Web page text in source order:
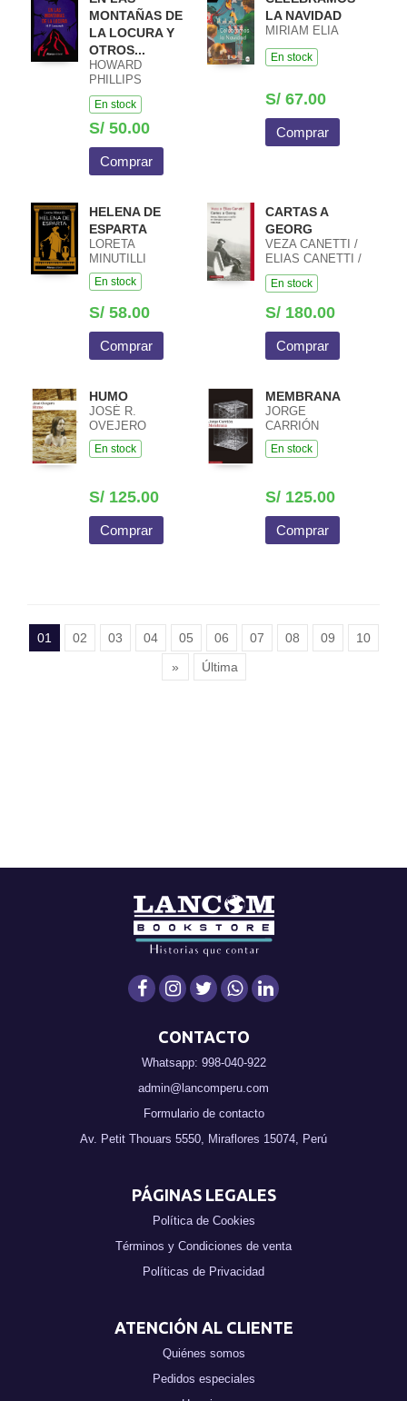
MONTAÑAS DE
LA LOCURA Y
OTROS...
HOWARD
PHILLIPS
LOVECRAFT
En stock
S/ 50.00
Comprar
LA NAVIDAD
MIRIAM ELIA
En stock
S/ 67.00
Comprar
HELENA DE
ESPARTA
LORETA
MINUTILLI
En stock
S/ 58.00
Comprar
CARTAS A
GEORG
VEZA CANETTI /
ELIAS CANETTI /
GEORGES
CANETTI
En stock
S/ 180.00
Comprar
HUMO
JOSÉ R.
OVEJERO
En stock
S/ 125.00
Comprar
MEMBRANA
JORGE
CARRIÓN
En stock
S/ 125.00
Comprar
01 02 03 04 05 06 07 08 09
10
»
Última
CONTACTO
Whatsapp: 998-040-922
admin@lancomperu.com
Formulario de contacto
Av. Petit Thouars 5550, Miraflores 15074, Perú
PÁGINAS LEGALES
Política de Cookies
Términos y Condiciones de venta
Políticas de Privacidad
ATENCIÓN AL CLIENTE
Quiénes somos
Pedidos especiales